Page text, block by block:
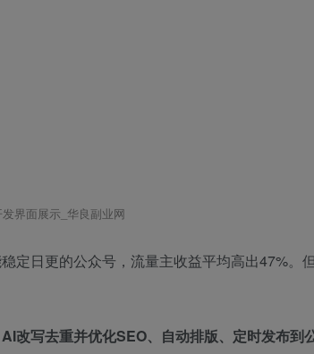
界面展示_华良副业网
定日更的公众号，流量主收益平均高出47%。
改写去重并优化SEO、自动排版、定时发布到